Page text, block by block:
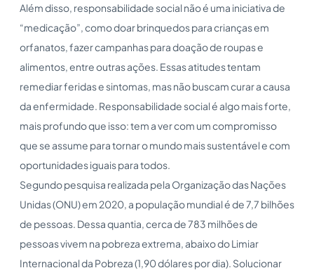
Além disso, responsabilidade social não é uma iniciativa de
“medicação”, como doar brinquedos para crianças em
orfanatos, fazer campanhas para doação de roupas e
alimentos, entre outras ações. Essas atitudes tentam
remediar feridas e sintomas, mas não buscam curar a causa
da enfermidade. Responsabilidade social é algo mais forte,
mais profundo que isso: tem a ver com um compromisso
que se assume para tornar o mundo mais sustentável e com
oportunidades iguais para todos.
Segundo pesquisa realizada pela Organização das Nações
Unidas (ONU) em 2020, a população mundial é de 7,7 bilhões
de pessoas. Dessa quantia, cerca de 783 milhões de
pessoas vivem na pobreza extrema, abaixo do Limiar
Internacional da Pobreza (1,90 dólares por dia). Solucionar